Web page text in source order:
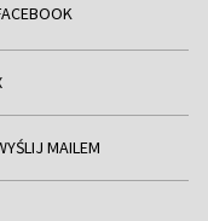
MAILEM